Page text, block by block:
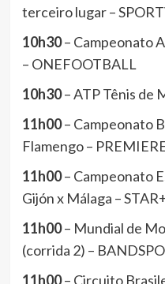
terceiro lugar –
10h30– Campeonato
– ONEFOOTBALL
10h30– ATP Tênis de
11h00– Campeonato
Flamengo –
11h00– Campeonato
Gijón x Málaga –
11h00– Mundial de
(corrida 2) –
11h00– Circuito